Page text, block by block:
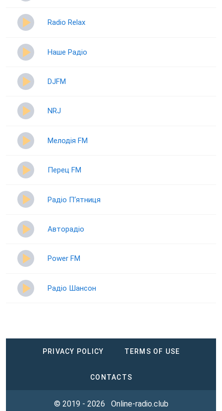
Radio Relax
Наше Радіо
DJFM
NRJ
Мелодія FM
Перец FM
Радіо П‘ятниця
Авторадіо
Power FM
Радіо Шансон
PRIVACY POLICY TERMS OF USE
CONTACTS
© 2019 - 2026 Online-radio.club